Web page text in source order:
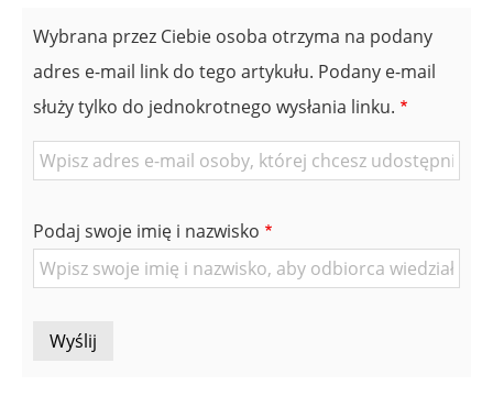
Wybrana przez Ciebie osoba otrzyma na podany
adres e-mail link do tego artykułu. Podany e-mail
służy tylko do jednokrotnego wysłania linku.
E-
znajomej
Osoby
Podaj swoje imię i nazwisko